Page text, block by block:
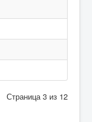
Страница 3 из 12